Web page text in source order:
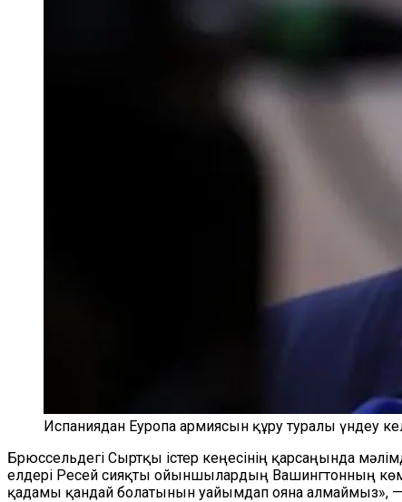
Испаниядан Еуропа армиясын құру туралы үндеу
Брюссельдегі Сыртқы істер кеңесінің қарсаңында
елдері Ресей сияқты ойыншылардың Вашингтонның
қадамы қандай болатынын уайымдап ояна алмаймыз»,